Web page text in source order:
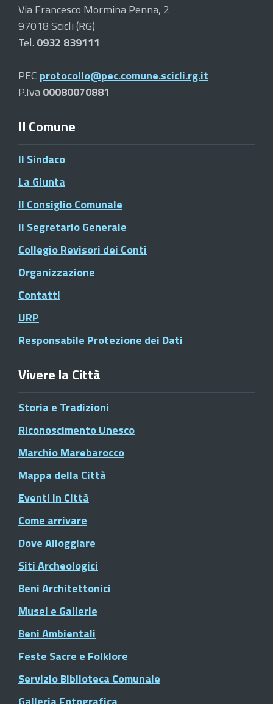
Via Francesco Mormina Penna, 2
97018 Scicli (RG)
Tel. 0932 839111
PEC protocollo@pec.comune.scicli.rg.it
P.Iva00080070881
Il Comune
Il Sindaco
La Giunta
Il Consiglio Comunale
Il Segretario Generale
Collegio Revisori dei Conti
Organizzazione
Contatti
URP
Responsabile Protezione dei Dati
Vivere la Città
Storia e Tradizioni
Riconoscimento Unesco
Marchio Marebarocco
Mappa della Città
Eventi in Città
Come arrivare
Dove Alloggiare
Siti Archeologici
Beni Architettonici
Musei e Gallerie
Beni Ambientali
Feste Sacre e Folklore
Servizio Biblioteca Comunale